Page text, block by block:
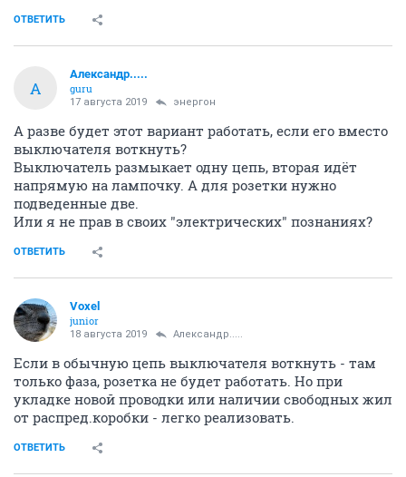
ОТВЕТИТЬ
А
Александр.....
guru
17 августа 2019 энергон
А разве будет этот вариант работать, если его вместо
выключателя воткнуть?
Выключатель размыкает одну цепь, вторая идёт
напрямую на лампочку. А для розетки нужно
подведенные две.
Или я не прав в своих "электрических" познаниях?
ОТВЕТИТЬ
Voxel
junior
18 августа 2019 Александр.....
Если в обычную цепь выключателя воткнуть - там
только фаза, розетка не будет работать. Но при
укладке новой проводки или наличии свободных жил
от распред.коробки - легко реализовать.
ОТВЕТИТЬ